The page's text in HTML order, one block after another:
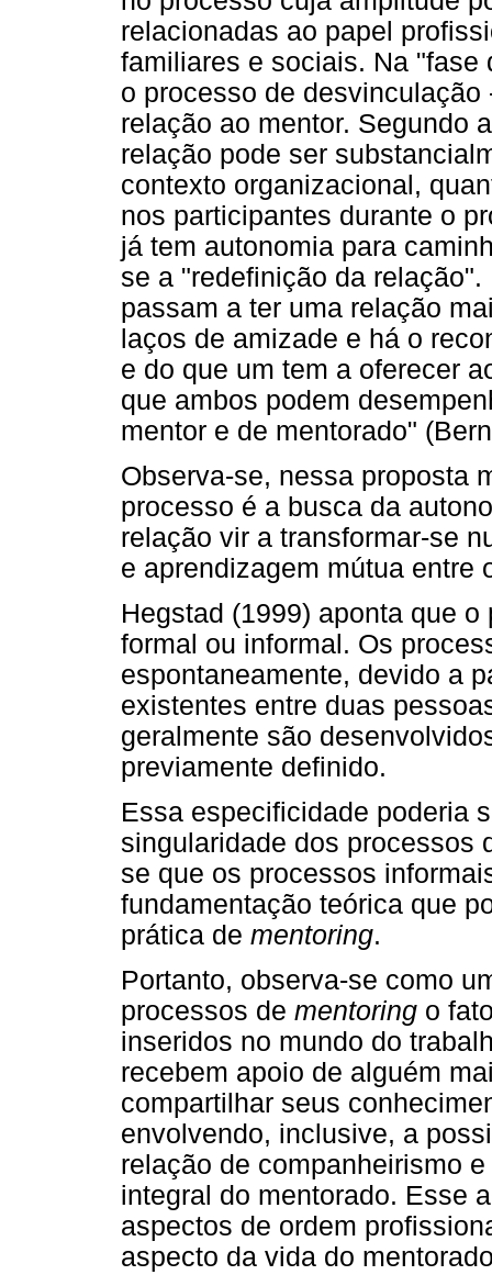
relacionadas ao papel
familiares e sociais. Na "fase
o processo de
relação ao mentor. Segundo
relação pode ser
contexto organizacional,
nos participantes durante o
já tem autonomia para
se a "redefinição da
passam a ter uma relação
laços de amizade e há o
e do que um tem a oferecer
que ambos podem
mentor e de mentorado"
Observa-se, nessa proposta
processo é a busca da
relação vir a transformar-se
e aprendizagem mútua entre
Hegstad (1999) aponta que
formal ou informal. Os
espontaneamente, devido a
existentes entre duas
geralmente são
previamente definido.
Essa especificidade poderia
singularidade dos processos
se que os processos
fundamentação teórica que
prática de mentoring.
Portanto, observa-se como
processos de mentoring o
inseridos no mundo do
recebem apoio de alguém
compartilhar seus
envolvendo, inclusive, a
relação de companheirismo
integral do mentorado. Esse
aspectos de ordem
aspecto da vida do